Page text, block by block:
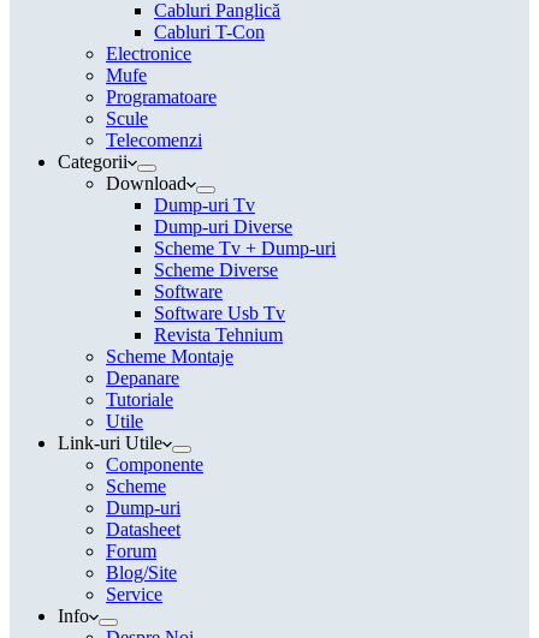
Cabluri Panglică
Cabluri T-Con
Electronice
Mufe
Programatoare
Scule
Telecomenzi
Categorii
Download
Dump-uri Tv
Dump-uri Diverse
Scheme Tv + Dump-uri
Scheme Diverse
Software
Software Usb Tv
Revista Tehnium
Scheme Montaje
Depanare
Tutoriale
Utile
Link-uri Utile
Componente
Scheme
Dump-uri
Datasheet
Forum
Blog/Site
Service
Info